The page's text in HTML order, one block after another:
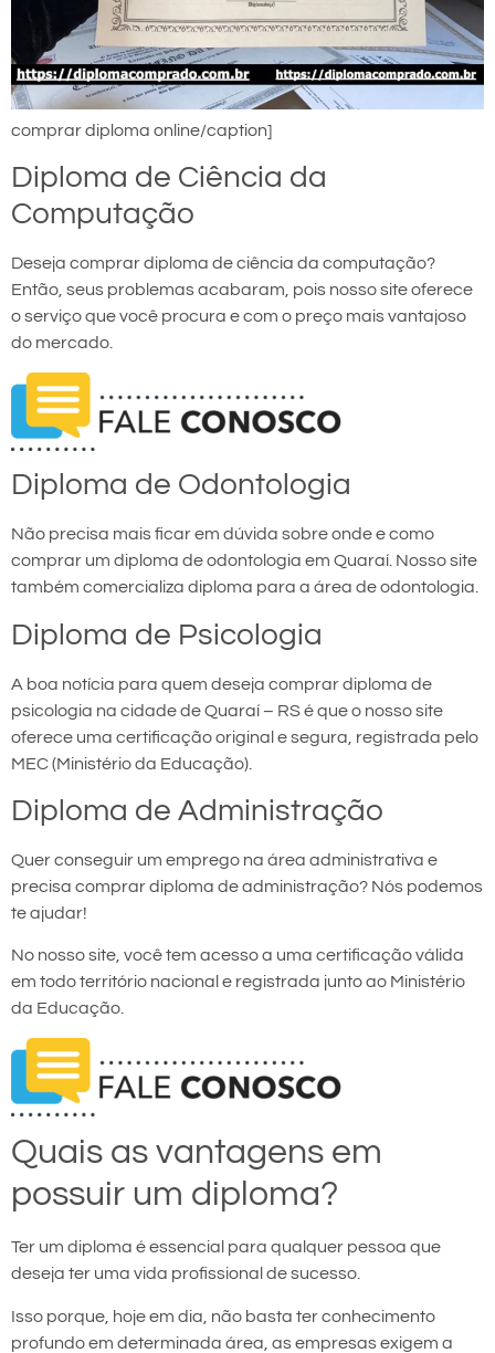
comprar diploma online/caption]
Diploma de Ciência da
Computação
Deseja comprar diploma de ciência da computação?
Então, seus problemas acabaram, pois nosso site oferece
o serviço que você procura e com o preço mais vantajoso
do mercado.
Diploma de Odontologia
Não precisa mais ficar em dúvida sobre onde e como
comprar um diploma de odontologia em Quaraí. Nosso site
também comercializa diploma para a área de odontologia.
Diploma de Psicologia
A boa notícia para quem deseja comprar diploma de
psicologia na cidade de Quaraí – RS é que o nosso site
oferece uma certificação original e segura, registrada pelo
MEC (Ministério da Educação).
Diploma de Administração
Quer conseguir um emprego na área administrativa e
precisa comprar diploma de administração? Nós podemos
te ajudar!
No nosso site, você tem acesso a uma certificação válida
em todo território nacional e registrada junto ao Ministério
da Educação.
Quais as vantagens em
possuir um diploma?
Ter um diploma é essencial para qualquer pessoa que
deseja ter uma vida profissional de sucesso.
Isso porque, hoje em dia, não basta ter conhecimento
profundo em determinada área, as empresas exigem a